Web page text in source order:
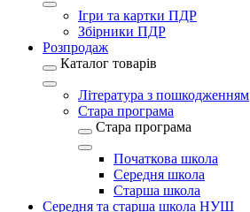
Ігри та картки ПДР
Збірники ПДР
Розпродаж
Каталог товарів
Література з пошкодженням
Стара програма
Стара програма
Початкова школа
Середня школа
Старша школа
Середня та старша школа НУШ